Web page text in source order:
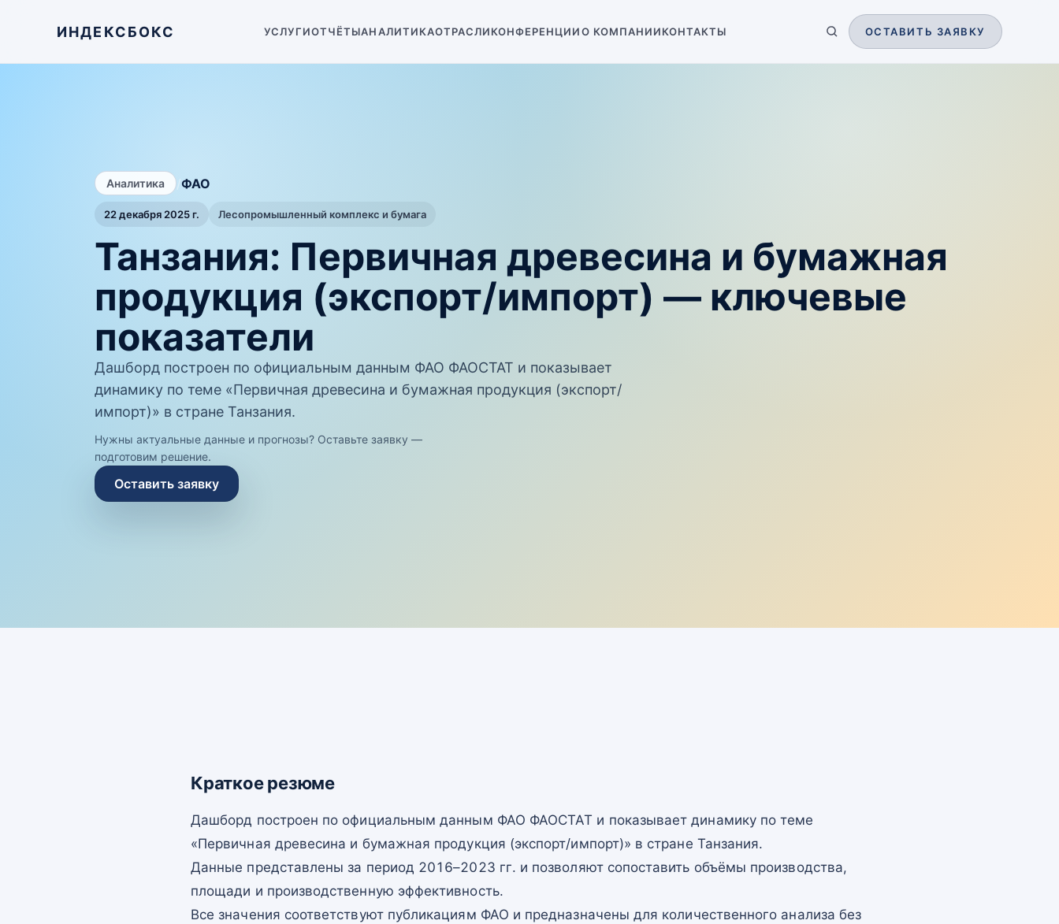
ИНДЕКСБОКС УСЛУГИОТЧЁТЫАНАЛИТИКАОТРАСЛИКОНФЕРЕНЦИИО КОМПАНИИКОНТАКТЫ ОСТАВИТЬ ЗАЯВКУ
Аналитика /ФАО
22 декабря 2025 г. Лесопромышленный комплекс и бумага
Танзания: Первичная древесина и бумажная
продукция (экспорт/импорт) — ключевые
показатели
Дашборд построен по официальным данным ФАО ФАОСТАТ и показывает
динамику по теме «Первичная древесина и бумажная продукция (экспорт/
импорт)» в стране Танзания.
Нужны актуальные данные и прогнозы? Оставьте заявку —
подготовим решение.
Оставить заявку
Краткое резюме
Дашборд построен по официальным данным ФАО ФАОСТАТ и показывает динамику по теме
«Первичная древесина и бумажная продукция (экспорт/импорт)» в стране Танзания.
Данные представлены за период 2016–2023 гг. и позволяют сопоставить объёмы производства,
площади и производственную эффективность.
Все значения соответствуют публикациям ФАО и предназначены для количественного анализа без